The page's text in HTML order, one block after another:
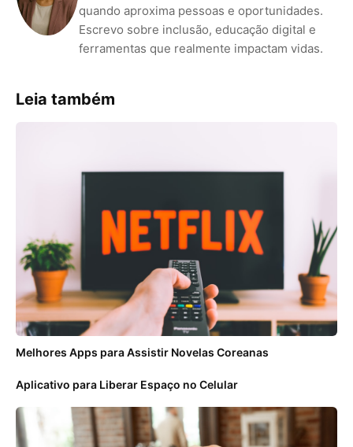
quando aproxima pessoas e oportunidades.
Escrevo sobre inclusão, educação digital e
ferramentas que realmente impactam vidas.
Leia também
Melhores Apps para Assistir Novelas Coreanas
Aplicativo para Liberar Espaço no Celular